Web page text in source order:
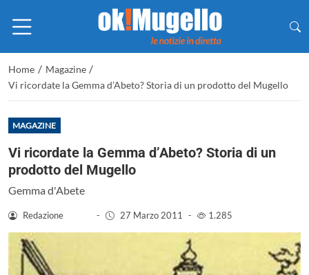
Home / Magazine /
Vi ricordate la Gemma d’Abeto? Storia di un prodotto del Mugello
MAGAZINE
Vi ricordate la Gemma d’Abeto? Storia di un
prodotto del Mugello
Gemma d'Abete
Redazione - 27 Marzo 2011 - 1.285